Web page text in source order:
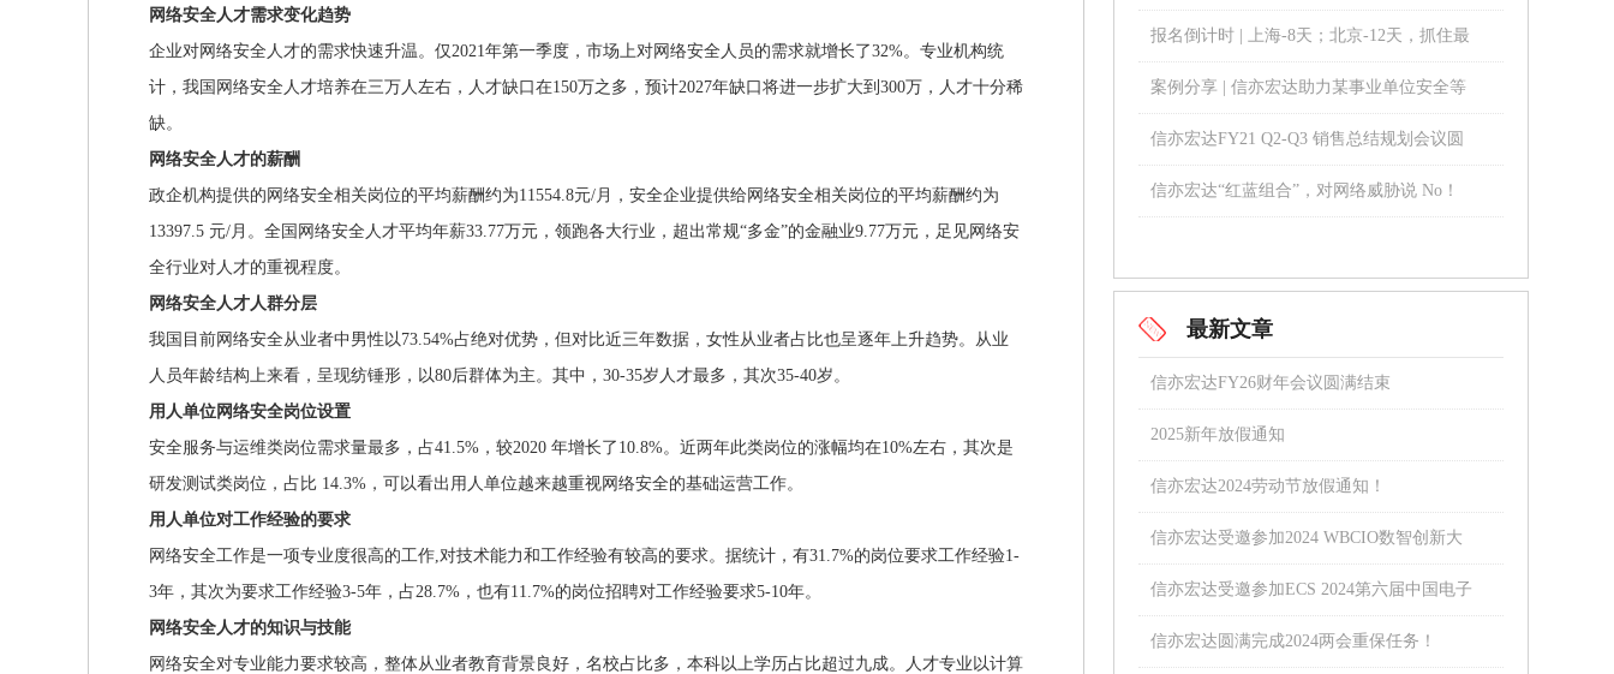
网络安全人才需求变化趋势
企业对网络安全人才的需求快速升温。仅2021年第一季度，市场上对网络安全人员的需求就增长了32%。专业机构统
计，我国网络安全人才培养在三万人左右，人才缺口在150万之多，预计2027年缺口将进一步扩大到300万，人才十分稀
缺。
网络安全人才的薪酬
政企机构提供的网络安全相关岗位的平均薪酬约为11554.8元/月，安全企业提供给网络安全相关岗位的平均薪酬约为
13397.5 元/月。全国网络安全人才平均年薪33.77万元，领跑各大行业，超出常规“多金”的金融业9.77万元，足见网络安
全行业对人才的重视程度。
网络安全人才人群分层
我国目前网络安全从业者中男性以73.54%占绝对优势，但对比近三年数据，女性从业者占比也呈逐年上升趋势。从业
人员年龄结构上来看，呈现纺锤形，以80后群体为主。其中，30-35岁人才最多，其次35-40岁。
用人单位网络安全岗位设置
安全服务与运维类岗位需求量最多，占41.5%，较2020 年增长了10.8%。近两年此类岗位的涨幅均在10%左右，其次是
研发测试类岗位，占比 14.3%，可以看出用人单位越来越重视网络安全的基础运营工作。
用人单位对工作经验的要求
网络安全工作是一项专业度很高的工作,对技术能力和工作经验有较高的要求。据统计，有31.7%的岗位要求工作经验1-
3年，其次为要求工作经验3-5年，占28.7%，也有11.7%的岗位招聘对工作经验要求5-10年。
网络安全人才的知识与技能
网络安全对专业能力要求较高，整体从业者教育背景良好，名校占比多，本科以上学历占比超过九成。人才专业以计算
报名倒计时 | 上海-8天；北京-12天，抓住最
后机会！
案例分享 | 信亦宏达助力某事业单位安全等
级保护项目！
信亦宏达FY21 Q2-Q3 销售总结规划会议圆
满结束！
信亦宏达“红蓝组合”，对网络威胁说 No！
最新文章
信亦宏达FY26财年会议圆满结束
2025新年放假通知
信亦宏达2024劳动节放假通知！
信亦宏达受邀参加2024 WBCIO数智创新大
会！
信亦宏达受邀参加ECS 2024第六届中国电子
通信与半导体CIO峰会
信亦宏达圆满完成2024两会重保任务！